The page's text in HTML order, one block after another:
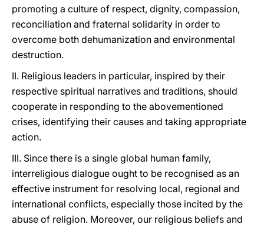
promoting a culture of respect, dignity, compassion,
reconciliation and fraternal solidarity in order to
overcome both dehumanization and environmental
destruction.
II. Religious leaders in particular, inspired by their
respective spiritual narratives and traditions, should
cooperate in responding to the abovementioned
crises, identifying their causes and taking appropriate
action.
III. Since there is a single global human family,
interreligious dialogue ought to be recognised as an
effective instrument for resolving local, regional and
international conflicts, especially those incited by the
abuse of religion. Moreover, our religious beliefs and